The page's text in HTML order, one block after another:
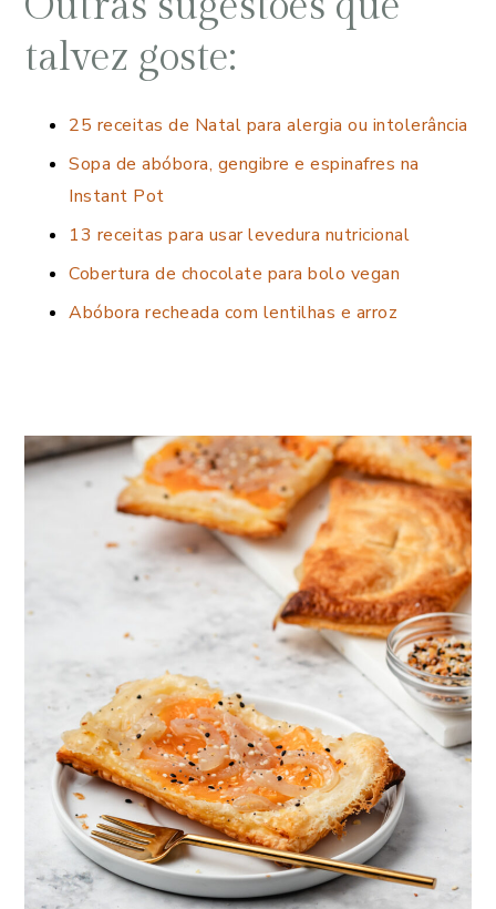
talvez goste:
25 receitas de Natal para alergia ou intolerância
Sopa de abóbora, gengibre e espinafres na
Instant Pot
13 receitas para usar levedura nutricional
Cobertura de chocolate para bolo vegan
Abóbora recheada com lentilhas e arroz